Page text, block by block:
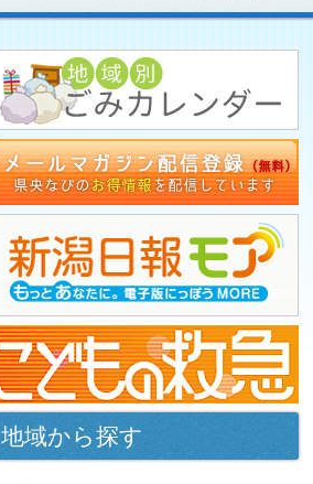
地域から探す